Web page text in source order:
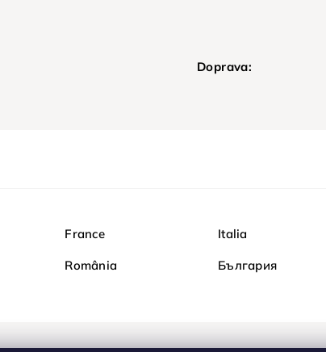
Doprava:
France Italia
România България